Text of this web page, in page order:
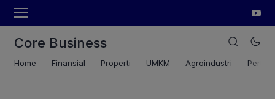
Core Business
Home Finansial Properti UMKM Agroindustri